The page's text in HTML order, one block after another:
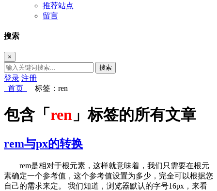
推荐站点
留言
搜索
×
搜索
登录 注册
首页
标签：ren
包含「 ren 」标签的所有文章
rem与px的转换
rem是相对于根元素，这样就意味着，我们只需要在根元
素确定一个参考值，这个参考值设置为多少，完全可以根据您
自己的需求来定。 我们知道，浏览器默认的字号16px，来看